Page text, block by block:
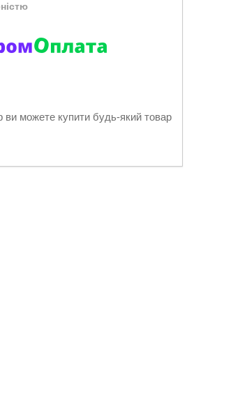
ви можете купити будь-який товар